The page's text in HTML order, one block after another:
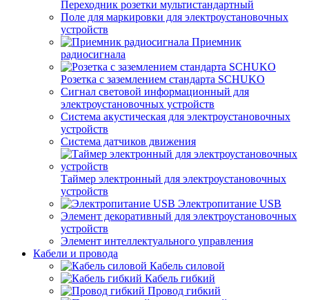
Переходник розетки мультистандартный
Поле для маркировки для электроустановочных
устройств
Приемник
радиосигнала
Розетка с заземлением стандарта SCHUKO
Сигнал световой информационный для
электроустановочных устройств
Система акустическая для электроустановочных
устройств
Система датчиков движения
Таймер электронный для электроустановочных
устройств
Электропитание USB
Элемент декоративный для электроустановочных
устройств
Элемент интеллектуального управления
Кабели и провода
Кабель силовой
Кабель гибкий
Провод гибкий